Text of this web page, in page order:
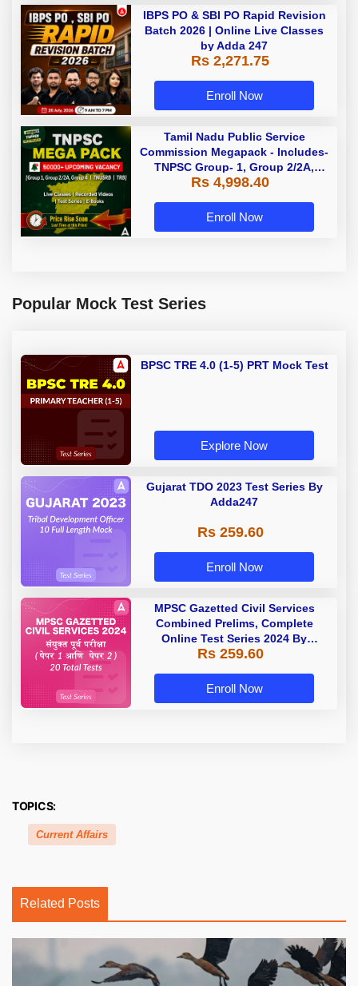
IBPS PO & SBI PO Rapid Revision
Batch 2026 | Online Live Classes
by Adda 247
Rs 2,271.75
Enroll Now
Tamil Nadu Public Service
Commission Megapack - Includes-
TNPSC Group- 1, Group 2/2A,
Group 4, TRB & TNUSRB
Rs 4,998.40
Enroll Now
Popular Mock Test Series
BPSC TRE 4.0 (1-5) PRT Mock Test
Explore Now
Gujarat TDO 2023 Test Series By
Adda247
Rs 259.60
Enroll Now
MPSC Gazetted Civil Services
Combined Prelims, Complete
Online Test Series 2024 By
Adda247
Rs 259.60
Enroll Now
TOPICS:
Current Affairs
Related Posts